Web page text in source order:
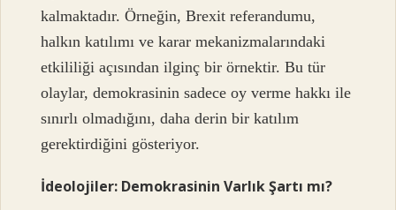
kalmaktadır. Örneğin, Brexit referandumu,
halkın katılımı ve karar mekanizmalarındaki
etkililiği açısından ilginç bir örnektir. Bu tür
olaylar, demokrasinin sadece oy verme hakkı ile
sınırlı olmadığını, daha derin bir katılım
gerektirdiğini gösteriyor.
İdeolojiler: Demokrasinin Varlık Şartı mı?